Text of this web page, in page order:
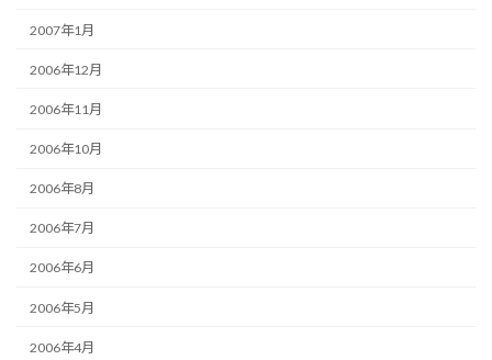
2007年1月
2006年12月
2006年11月
2006年10月
2006年8月
2006年7月
2006年6月
2006年5月
2006年4月